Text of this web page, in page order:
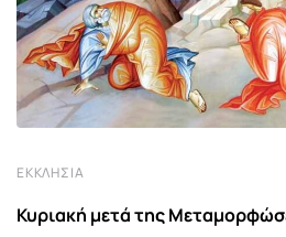
ΕΚΚΛΗΣΊΑ
Κυριακή μετά της